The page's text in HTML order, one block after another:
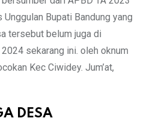
Bupati Bandung yang
tersebut belum juga di
sekarang ini. oleh oknum
Kec Ciwidey. Jum’at,
DESA